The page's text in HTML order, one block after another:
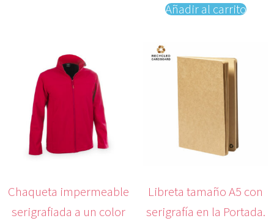
Añadir al carrito
Chaqueta impermeable
serigrafiada a un color
Libreta tamaño A5 con
serigrafía en la Portada.